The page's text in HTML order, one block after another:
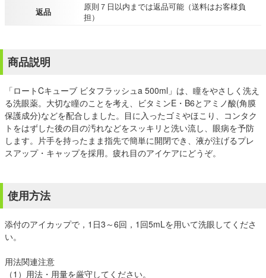
返品
原則７日以内までは返品可能（送料はお客様負
担）
商品説明
「ロートCキューブ ビタフラッシュa 500ml」は、瞳をやさしく洗え
る洗眼薬。大切な瞳のことを考え、ビタミンE・B6とアミノ酸(角膜
保護成分)などを配合しました。目に入ったゴミやほこり、コンタク
トをはずした後の目の汚れなどをスッキリと洗い流し、眼病を予防
します。片手を持ったまま指先で簡単に開閉でき、液が注げるプレ
スアップ・キャップを採用。疲れ目のアイケアにどうぞ。
使用方法
添付のアイカップで，1日3～6回，1回5mLを用いて洗眼してくださ
い。
用法関連注意
（1）用法・用量を厳守してください。